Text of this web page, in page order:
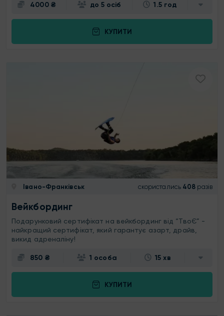
4000 ₴ до 5 осіб 1.5 год
КУПИТИ
Івано-Франківськ скористались 408 разів
Вейкбординг
Подарунковий сертифікат на вейкбординг від “ТвоЄ” -
найкращий сертифікат, який гарантує азарт, драйв,
викид адреналіну!
850 ₴ 1 особа 15 хв
КУПИТИ